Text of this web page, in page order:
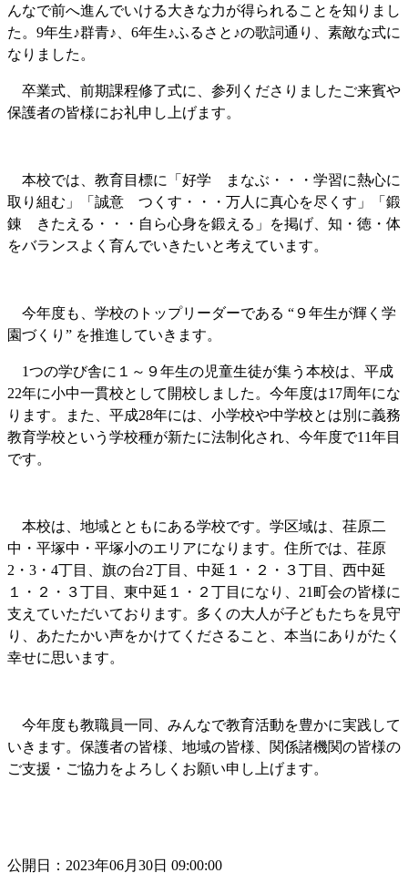
んなで前へ進んでいける大きな力が得られることを知りまし
た。9年生♪群青♪、6年生♪ふるさと♪の歌詞通り、素敵な式に
なりました。
卒業式、前期課程修了式に、参列くださりましたご来賓や
保護者の皆様にお礼申し上げます。
本校では、教育目標に「好学 まなぶ・・・学習に熱心に
取り組む」「誠意 つくす・・・万人に真心を尽くす」「鍛
錬 きたえる・・・自ら心身を鍛える」を掲げ、知・徳・体
をバランスよく育んでいきたいと考えています。
今年度も、学校のトップリーダーである “９年生が輝く学
園づくり” を推進していきます。
1つの学び舎に１～９年生の児童生徒が集う本校は、平成
22年に小中一貫校として開校しました。今年度は17周年にな
ります。また、平成28年には、小学校や中学校とは別に義務
教育学校という学校種が新たに法制化され、今年度で11年目
です。
本校は、地域とともにある学校です。学区域は、荏原二
中・平塚中・平塚小のエリアになります。住所では、荏原
2・3・4丁目、旗の台2丁目、中延１・２・３丁目、西中延
１・２・３丁目、東中延１・２丁目になり、21町会の皆様に
支えていただいております。多くの大人が子どもたちを見守
り、あたたかい声をかけてくださること、本当にありがたく
幸せに思います。
今年度も教職員一同、みんなで教育活動を豊かに実践して
いきます。保護者の皆様、地域の皆様、関係諸機関の皆様の
ご支援・ご協力をよろしくお願い申し上げます。
公開日：2023年06月30日 09:00:00